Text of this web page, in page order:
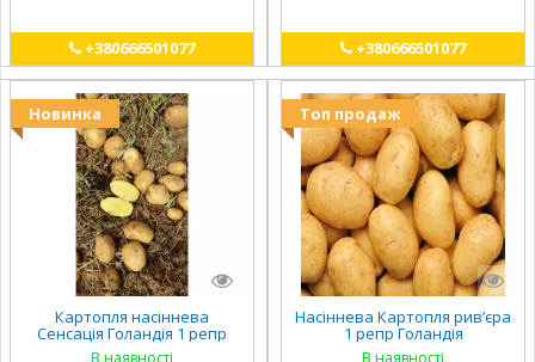
+380666501077 +380666501077
Новинка
Картопля насіннева
Сенсація Голандія 1 репр
Топ продаж
Насіннева Картопля рив’єра
1 репр Голандія